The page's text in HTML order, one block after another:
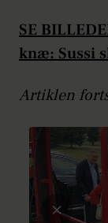
SE
knæ: Sussi
Artiklen